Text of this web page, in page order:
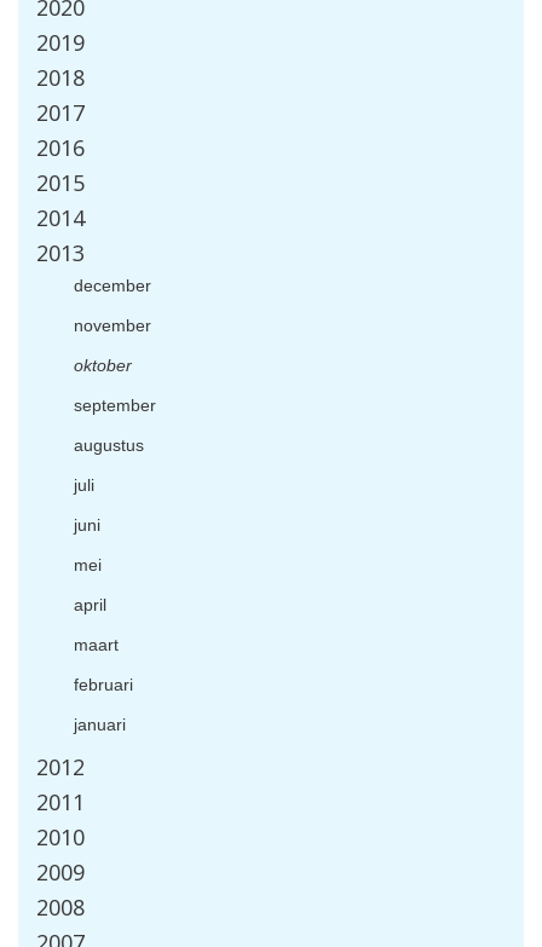
2020
2019
2018
2017
2016
2015
2014
2013
december
november
oktober
september
augustus
juli
juni
mei
april
maart
februari
januari
2012
2011
2010
2009
2008